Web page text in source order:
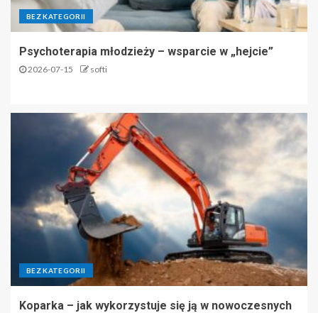
BEZ KATEGORII
Psychoterapia młodzieży – wsparcie w „hejcie”
2026-07-15 softi
BEZ KATEGORII
Koparka – jak wykorzystuje się ją w nowoczesnych